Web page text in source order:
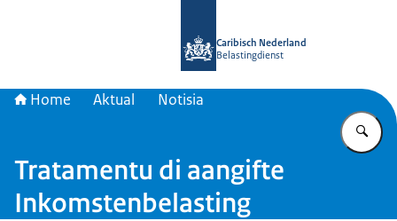
Caribisch Nederland
Belastingdienst
Home Aktual Notisia
Tratamentu di aangifte
Inkomstenbelasting